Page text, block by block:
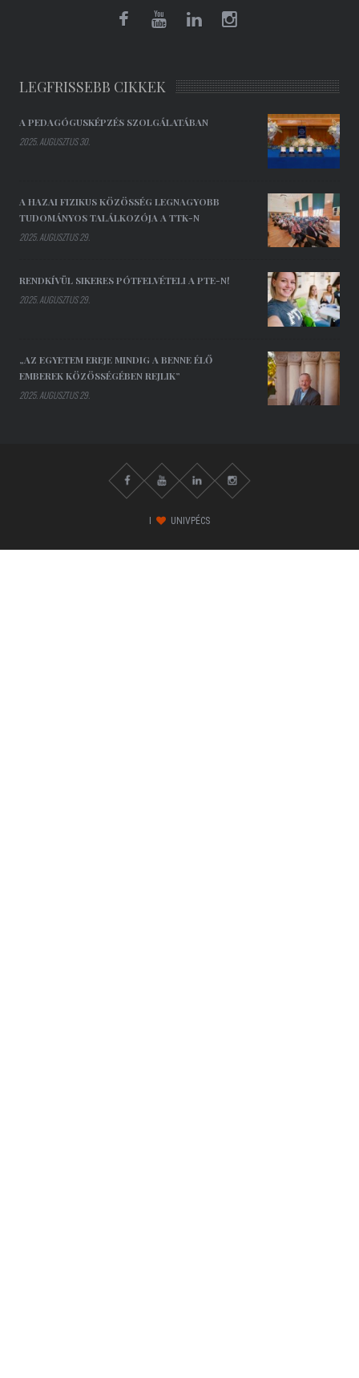
LEGFRISSEBB CIKKEK
A PEDAGÓGUSKÉPZÉS SZOLGÁLATÁBAN
2025. AUGUSZTUS 30.
A HAZAI FIZIKUS KÖZÖSSÉG LEGNAGYOBB
TUDOMÁNYOS TALÁLKOZÓJA A TTK-N
2025. AUGUSZTUS 29.
RENDKÍVÜL SIKERES PÓTFELVÉTELI A PTE-N!
2025. AUGUSZTUS 29.
„AZ EGYETEM EREJE MINDIG A BENNE ÉLŐ
EMBEREK KÖZÖSSÉGÉBEN REJLIK”
2025. AUGUSZTUS 29.
UNIVPÉCS